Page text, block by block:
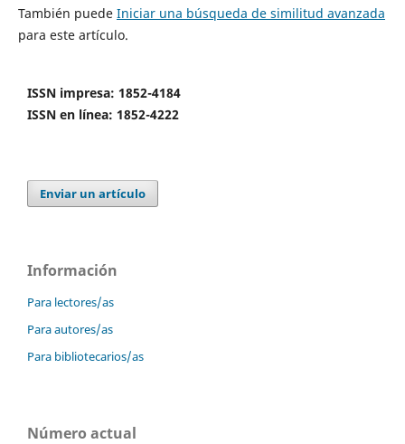
También puede Iniciar una búsqueda de similitud avanzada
para este artículo.
ISSN impresa: 1852-4184
ISSN en línea: 1852-4222
Enviar un artículo
Información
Para lectores/as
Para autores/as
Para bibliotecarios/as
Número actual